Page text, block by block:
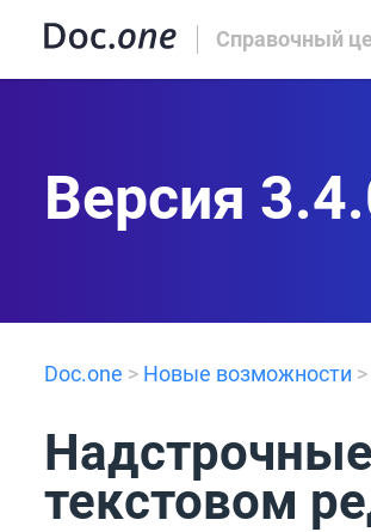
Справочный
Версия
Doc.one > Новые возможности >
текстовом